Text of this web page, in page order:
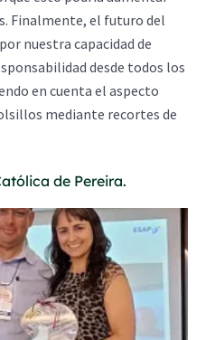
Finalmente, el futuro del
nuestra capacidad de
desde todos los
en cuenta el aspecto
mediante recortes de
de Pereira.